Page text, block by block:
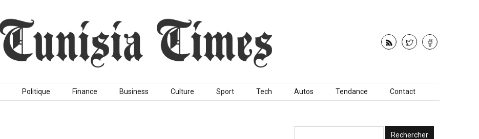
Politique Finance Business Culture Sport Tech Autos Tendance Contact